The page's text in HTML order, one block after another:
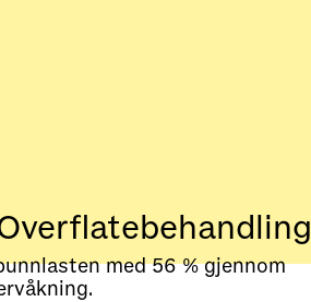
med 56 % gjennom